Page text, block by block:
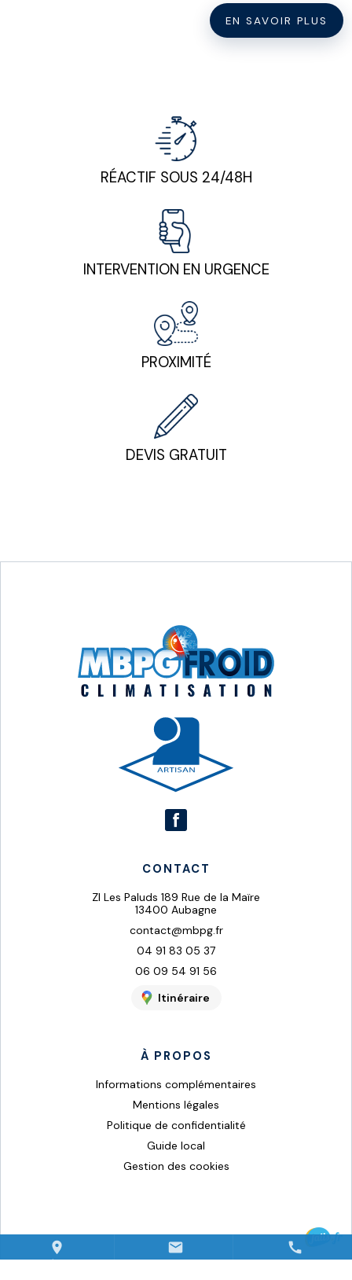
EN SAVOIR PLUS
RÉACTIF SOUS 24/48H
INTERVENTION EN URGENCE
PROXIMITÉ
DEVIS GRATUIT
place mail call
CONTACT
ZI Les Paluds 189 Rue de la Maïre
13400 Aubagne
contact@mbpg.fr
04 91 83 05 37
06 09 54 91 56
Itinéraire
À PROPOS
Informations complémentaires
Mentions légales
Politique de confidentialité
Guide local
Gestion des cookies